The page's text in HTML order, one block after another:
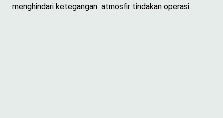
menghindari ketegangan atmosfir tindakan operasi.